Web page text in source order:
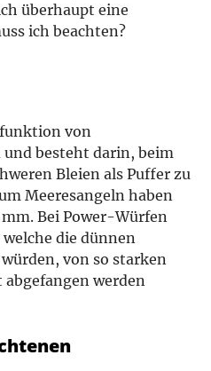
überhaupt eine
ich beachten?
von
und besteht darin, beim
Bleien als Puffer zu
Meeresangeln haben
Bei Power-Würfen
die dünnen
von so starken
abgefangen werden